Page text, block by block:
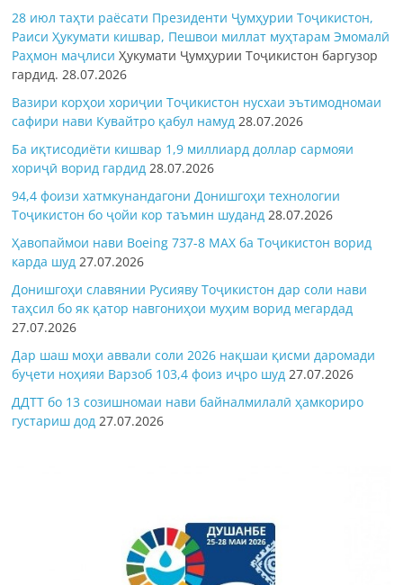
28 июл таҳти раёсати Президенти Ҷумҳурии Тоҷикистон,
Раиси Ҳукумати кишвар, Пешвои миллат муҳтарам Эмомалӣ
Раҳмон маҷлисиҲукумати Ҷумҳурии Тоҷикистон баргузор
гардид.28.07.2026
Вазири корҳои хориҷии Тоҷикистон нусхаи эътимодномаи
сафири нави Кувайтро қабул намуд 28.07.2026
Ба иқтисодиёти кишвар 1,9 миллиард доллар сармояи
хориҷӣ ворид гардид 28.07.2026
94,4 фоизи хатмкунандагони Донишгоҳи технологии
Тоҷикистон бо ҷойи кор таъмин шуданд 28.07.2026
Ҳавопаймои нави Boeing 737-8 MAX ба Тоҷикистон ворид
карда шуд 27.07.2026
Донишгоҳи славянии Русияву Тоҷикистон дар соли нави
таҳсил бо як қатор навгониҳои муҳим ворид мегардад
27.07.2026
Дар шаш моҳи аввали соли 2026 нақшаи қисми даромади
буҷети ноҳияи Варзоб 103,4 фоиз иҷро шуд 27.07.2026
ДДТТ бо 13 созишномаи нави байналмилалӣ ҳамкориро
густариш дод 27.07.2026